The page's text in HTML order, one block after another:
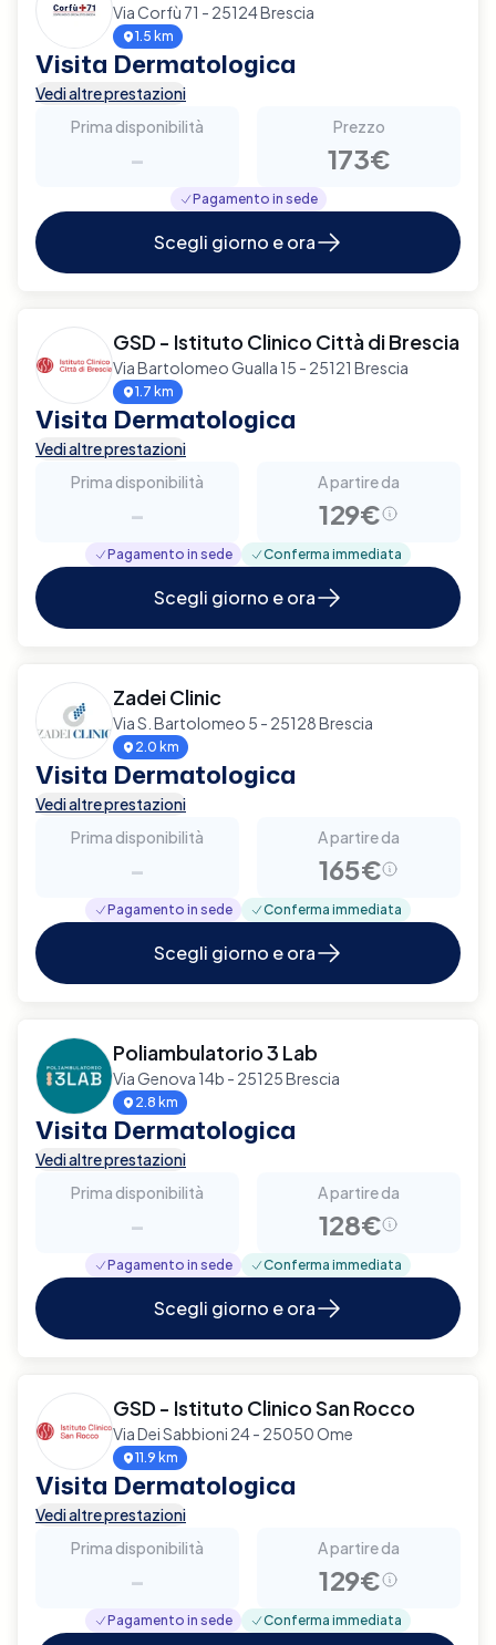
Via Corfù 71 - 25124 Brescia
1.5 km
Visita Dermatologica
Vedi altre prestazioni
Prima disponibilità
-
Prezzo
173€
Pagamento in sede
Scegli giorno e ora
GSD - Istituto Clinico Città di Brescia
Via Bartolomeo Gualla 15 - 25121 Brescia
1.7 km
Visita Dermatologica
Vedi altre prestazioni
Prima disponibilità
-
A partire da
129€
Pagamento in sede Conferma immediata
Scegli giorno e ora
Zadei Clinic
Via S. Bartolomeo 5 - 25128 Brescia
2.0 km
Visita Dermatologica
Vedi altre prestazioni
Prima disponibilità
-
A partire da
165€
Pagamento in sede Conferma immediata
Scegli giorno e ora
Poliambulatorio 3 Lab
Via Genova 14b - 25125 Brescia
2.8 km
Visita Dermatologica
Vedi altre prestazioni
Prima disponibilità
-
A partire da
128€
Pagamento in sede Conferma immediata
Scegli giorno e ora
GSD - Istituto Clinico San Rocco
Via Dei Sabbioni 24 - 25050 Ome
11.9 km
Visita Dermatologica
Vedi altre prestazioni
Prima disponibilità
-
A partire da
129€
Pagamento in sede Conferma immediata